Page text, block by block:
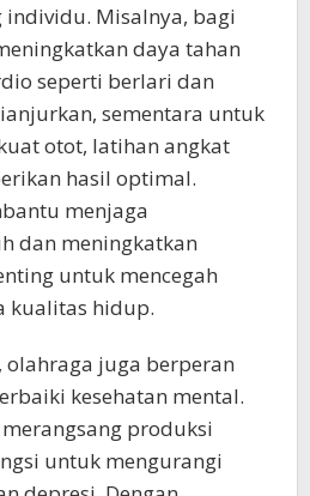
Misalnya, bagi
daya tahan
seperti berlari dan
sementara untuk
otot, latihan angkat
hasil optimal.
menjaga
dan meningkatkan
untuk mencegah
kualitas hidup.
olahraga juga berperan
kesehatan mental.
produksi
untuk mengurangi